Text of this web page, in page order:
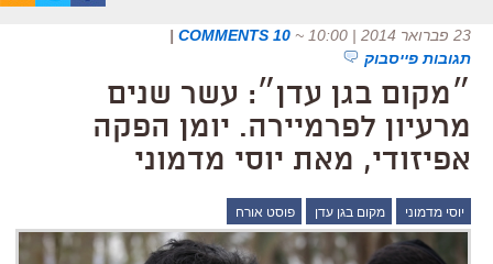
23 פברואר 2014 | 10:00 ~
10 COMMENTS
|
תגובות פייסבוק
״מקום בגן עדן״: עשר שנים
מרעיון לפרמיירה. יומן הפקה
אפיזודי, מאת יוסי מדמוני
יוסי מדמוני מקום בגן עדן פוסט אורח